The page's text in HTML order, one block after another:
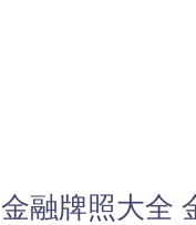
融牌照大全